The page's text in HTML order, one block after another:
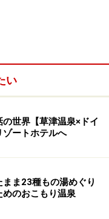
」にそって石段を上
り湯などを目指しま
黄金の湯
い
世界【草津温泉×ドイ
ゾートホテルへ
まま23種もの湯めぐり
のおこもり温泉